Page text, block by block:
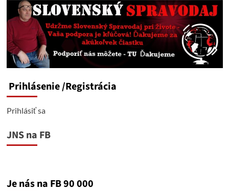
Prihlásenie/Registrácia
Prihlásiť sa
JNS na FB
Je nás na FB 90 000